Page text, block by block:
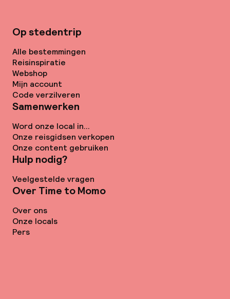
Op stedentrip
Alle bestemmingen
Reisinspiratie
Webshop
Mijn account
Code verzilveren
Samenwerken
Word onze local in...
Onze reisgidsen verkopen
Onze content gebruiken
Hulp nodig?
Veelgestelde vragen
Over Time to Momo
Over ons
Onze locals
Pers